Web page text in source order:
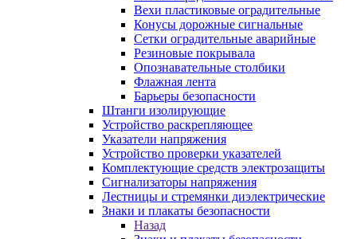
Вехи пластиковые оградительные
Конусы дорожные сигнальные
Сетки оградительные аварийные
Резиновые покрывала
Опознавательные столбики
Флажная лента
Барьеры безопасности
Штанги изолирующие
Устройство раскрепляющее
Указатели напряжения
Устройство проверки указателей
Комплектующие средств электрозащиты
Сигнализаторы напряжения
Лестницы и стремянки диэлектрические
Знаки и плакаты безопасности
Назад